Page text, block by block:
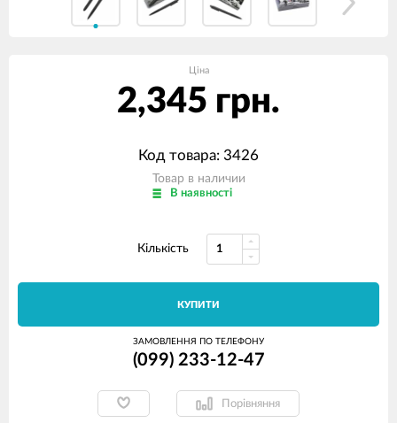
Ціна
2,345 грн.
Код товара: 3426
Товар в наличии
В наявності
Кількість
КУПИТИ
ЗАМОВЛЕННЯ ПО ТЕЛЕФОНУ
(099) 233-12-47
Порівняння